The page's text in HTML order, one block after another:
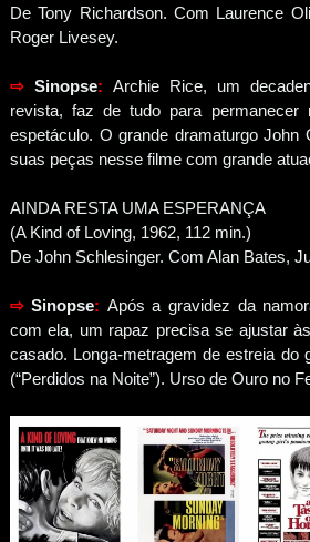
De Tony Richardson. Com Laurence
Roger Livesey.
⇨ Sinopse: Archie Rice, um
revista, faz de tudo para permanecer
espetáculo. O grande dramaturgo John
suas peças nesse filme com grande
AINDA RESTA UMA ESPERANÇA
(A Kind of Loving, 1962, 112 min.)
De John Schlesinger. Com Alan Bates,
⇨Sinopse: Após a gravidez da
com ela, um rapaz precisa se ajustar
casado. Longa-metragem de estreia do
(“Perdidos na Noite”). Urso de Ouro no